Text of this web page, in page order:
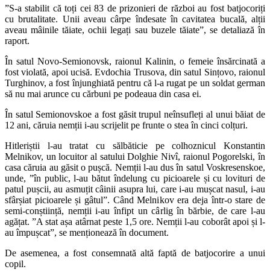
”S-a stabilit că toți cei 83 de prizonieri de război au fost batjocoriți
cu brutalitate. Unii aveau cârpe îndesate în cavitatea bucală, alții
aveau mâinile tăiate, ochii legați sau buzele tăiate”, se detaliază în
raport.
În satul Novo-Semionovsk, raionul Kalinin, o femeie însărcinată a
fost violată, apoi ucisă. Evdochia Trusova, din satul Sințovo, raionul
Turghinov, a fost înjunghiată pentru că l-a rugat pe un soldat german
să nu mai arunce cu cărbuni pe podeaua din casa ei.
În satul Semionovskoe a fost găsit trupul neînsufleți al unui băiat de
12 ani, căruia nemții i-au scrijelit pe frunte o stea în cinci colțuri.
Hitleriștii l-au tratat cu sălbăticie pe colhoznicul Konstantin
Melnikov, un locuitor al satului Dolghie Nivî, raionul Pogorelski, în
casa căruia au găsit o pușcă. Nemții l-au dus în satul Voskresenskoe,
unde, ”în public, l-au bătut îndelung cu picioarele și cu lovituri de
patul pușcii, au asmuțit câinii asupra lui, care i-au mușcat nasul, i-au
sfârșiat picioarele și gâtul”. Când Melnikov era deja într-o stare de
semi-conștiință, nemții i-au înfipt un cârlig în bărbie, de care l-au
agățat. ”A stat așa atârnat peste 1,5 ore. Nemții l-au coborât apoi și l-
au împușcat”, se menționează în document.
De asemenea, a fost consemnată altă faptă de batjocorire a unui
copil.